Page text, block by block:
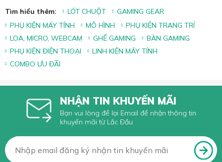
Tìm hiểu thêm: LÓT CHUỘT
GAMING GEAR
PHỤ KIỆN MÁY TÍNH
MÔ HÌNH
PHỤ KIỆN TRANG TRÍ
LOA, MICRO, WEBCAM
GHẾ GAMING
BÀN GAMING
PHỤ KIỆN ĐIỆN THOẠI
LINH KIỆN MÁY TÍNH
COMBO ƯU ĐÃI
NHẬN TIN KHUYẾN MÃI
Bạn vui lòng để lại Email để nhận thông tin
khuyến mãi từ Lắc Đầu